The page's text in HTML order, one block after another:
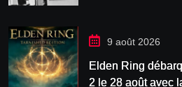
9 août 2026
Elden Ring
2 le 28 août avec